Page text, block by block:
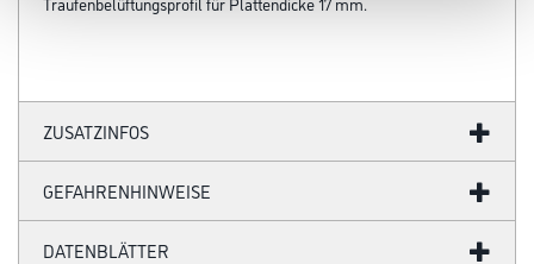
ZUSATZINFOS
GEFAHRENHINWEISE
DATENBLÄTTER